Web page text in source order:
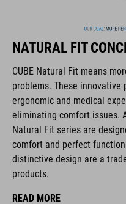
collaborate closely to
usability for the perfect
FEATURES
draaisluiting
NF Ergonomics-leest
NF Ergonomics-inlegzool
A-Traction-rubber
NATURAL FIT
CUBE Natural Fit means
problems. These innovative
ergonomic and medical
eliminating comfort issues.
Natural Fit series are
comfort and perfect
distinctive design are a
products.
READ MORE